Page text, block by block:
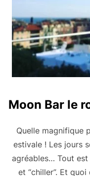
Moon Bar le
Quelle magnifique
estivale ! Les jours
agréables… Tout
et “chiller”. Et